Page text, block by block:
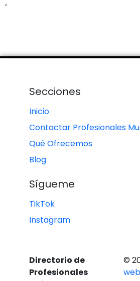
‘
Secciones
Inicio
Contactar Profesionales
Qué Ofrecemos
Blog
Sígueme
TikTok
Instagram
Directorio de
Profesionales
©